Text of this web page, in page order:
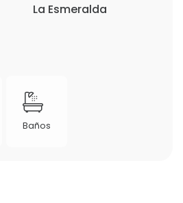
La Esmeralda
Baños